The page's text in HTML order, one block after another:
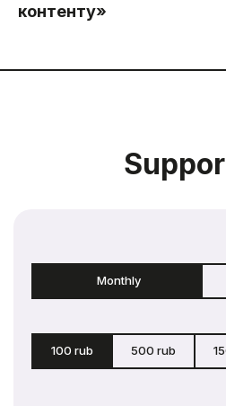
контенту»
Monthly
100 rub 500 rub